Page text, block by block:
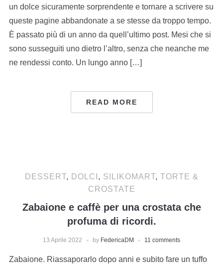
un dolce sicuramente sorprendente e tornare a scrivere su
queste pagine abbandonate a se stesse da troppo tempo.
È passato più di un anno da quell’ultimo post. Mesi che si
sono susseguiti uno dietro l’altro, senza che neanche me
ne rendessi conto. Un lungo anno […]
READ MORE
DESSERT, DOLCI , SILIKOMART, TORTE &
CROSTATE
Zabaione e caffè per una crostata che
profuma di rico​rdi.
13 Aprile 2022 by FedericaDM 11 comments
Zabaione. Riassaporarlo dopo anni e subito fare un tuffo